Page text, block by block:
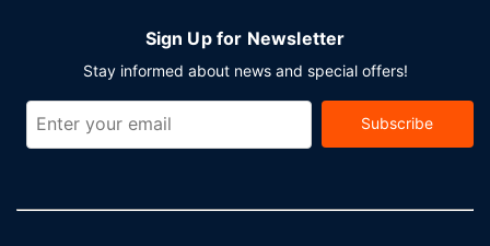
Sign Up for Newsletter
Stay informed about news and special offers!
Subscribe